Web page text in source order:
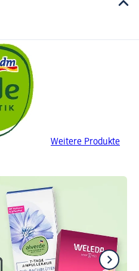
Weitere Produkte